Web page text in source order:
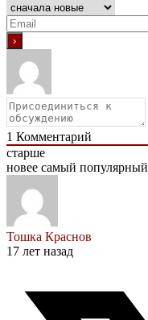
1 Комментарий
старше
новее самый популярный
Тошка Краснов
17 лет назад